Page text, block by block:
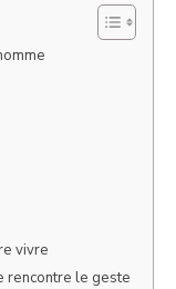
vivre
rencontre le geste